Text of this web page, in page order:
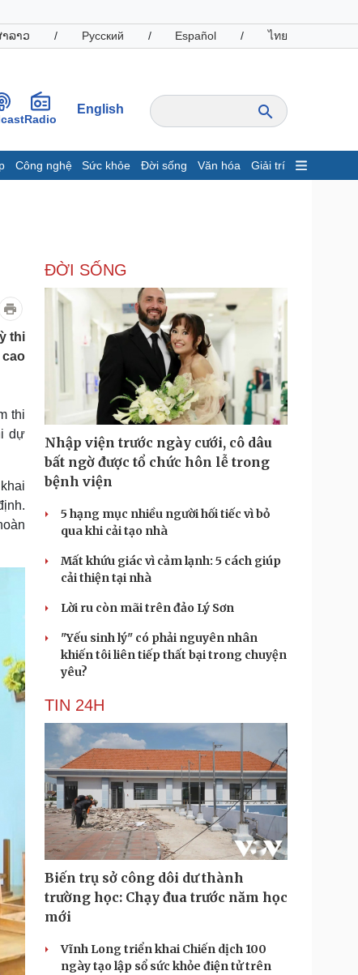
ລາວ / Русский / Español / ไทย
Radio
English
Công nghệ Sức khỏe Đời sống Văn hóa Giải trí
Giá cà phê
nghiệp
tin doanh nghiệp
cộng đồng
Công nghệ
Sành điệu
Tin Công nghệ
Trải nghiệm
Chuyển đổi số
Tour
in
Podcast
Cửa sổ tình yêu
Kể chuyện cho bé
thi
thi
dự
ĐỜI SỐNG
Nhập viện trước ngày cưới, cô dâu
bất ngờ được tổ chức hôn lễ trong
bệnh viện
5 hạng mục nhiều người hối tiếc vì bỏ
qua khi cải tạo nhà
Mất khứu giác vì cảm lạnh: 5 cách giúp
cải thiện tại nhà
Lời ru còn mãi trên đảo Lý Sơn
"Yếu sinh lý" có phải nguyên nhân
khiến tôi liên tiếp thất bại trong chuyện
yêu?
TIN 24H
Biến trụ sở công dôi dư thành
trường học: Chạy đua trước năm học
mới
Vĩnh Long triển khai Chiến dịch 100
ngày tạo lập sổ sức khỏe điện tử trên